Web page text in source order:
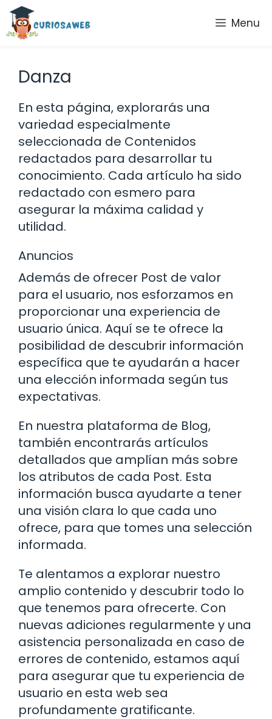
Saltar
contenido
Menu
Danza
En esta página, explorarás una
variedad especialmente
seleccionada de Contenidos
redactados para desarrollar tu
conocimiento. Cada artículo ha sido
redactado con esmero para
asegurar la máxima calidad y
utilidad.
Anuncios
Además de ofrecer Post de valor
para el usuario, nos esforzamos en
proporcionar una experiencia de
usuario única. Aquí se te ofrece la
posibilidad de descubrir información
específica que te ayudarán a hacer
una elección informada según tus
expectativas.
En nuestra plataforma de Blog,
también encontrarás artículos
detallados que amplían más sobre
los atributos de cada Post. Esta
información busca ayudarte a tener
una visión clara lo que cada uno
ofrece, para que tomes una selección
informada.
Te alentamos a explorar nuestro
amplio contenido y descubrir todo lo
que tenemos para ofrecerte. Con
nuevas adiciones regularmente y una
asistencia personalizada en caso de
errores de contenido, estamos aquí
para asegurar que tu experiencia de
usuario en esta web sea
profundamente gratificante.